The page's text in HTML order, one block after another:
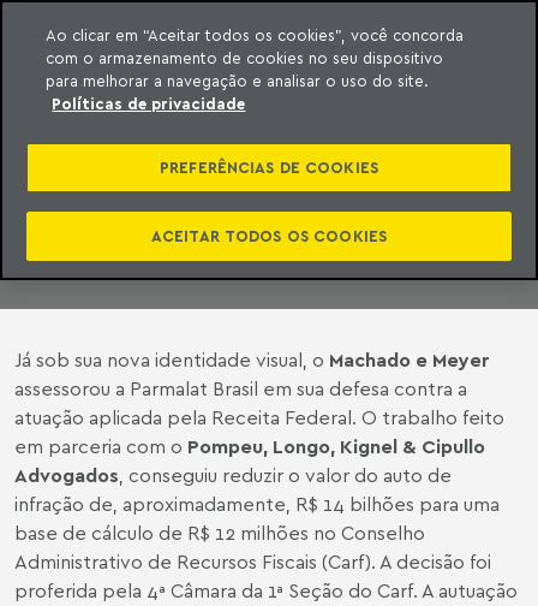
o conteúdo
Machado Meyer
REDUÇÃO DE MULTA
20 de abril de 2010
Já sob sua nova identidade visual, o Machado e Meyer
assessorou a Parmalat Brasil em sua defesa contra a
atuação aplicada pela Receita Federal. O trabalho feito
em parceria com o Pompeu, Longo, Kignel & Cipullo
Advogados, conseguiu reduzir o valor do auto de
infração de, aproximadamente, R$ 14 bilhões para uma
base de cálculo de R$ 12 milhões no Conselho
Administrativo de Recursos Fiscais (Carf). A decisão foi
proferida pela 4ª Câmara da 1ª Seção do Carf. A autuação
Ao clicar em “Aceitar todos os cookies”, você concorda
com o armazenamento de cookies no seu dispositivo
para melhorar a navegação e analisar o uso do site.
Políticas de privacidade
PREFERÊNCIAS DE COOKIES
ACEITAR TODOS OS COOKIES